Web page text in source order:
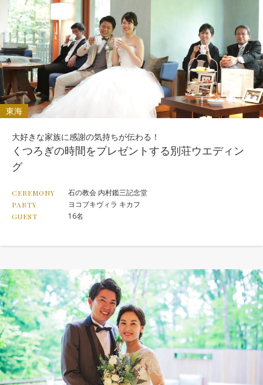
東海
大好きな家族に感謝の気持ちが伝わる！
くつろぎの時間をプレゼントする別荘ウエディン
グ
CEREMONY 石の教会 内村鑑三記念堂
PARTY ヨコブキヴィラ キカフ
GUEST 16名